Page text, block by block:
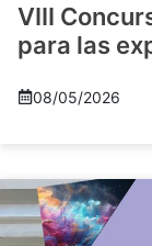
VIII
para las
08/05/2026